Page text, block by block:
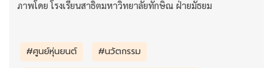
ภาพโดย โรงเรียนสาธิตมหาวิทยาลัยทักษิณ ฝ่ายมัธยม
#ศูนย์หุ่นยนต์
#นวัตกรรม